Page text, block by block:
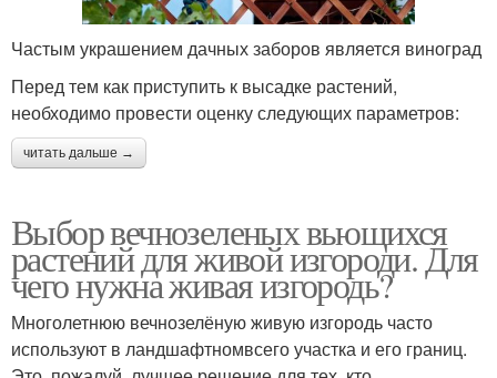
Частым украшением дачных заборов является виноград
Перед тем как приступить к высадке растений,
необходимо провести оценку следующих параметров:
читать дальше →
Выбор вечнозеленых вьющихся
растений для живой изгороди. Для
чего нужна живая изгородь?
Многолетнюю вечнозелёную живую изгородь часто
используют в ландшафтномвсего участка и его границ.